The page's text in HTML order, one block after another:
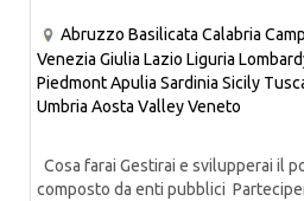
Abruzzo Basilicata Calabria
Venezia Giulia Lazio Liguria
PiedmontApulia Sardinia Sicily
Umbria Aosta ValleyVeneto
Cosa farai Gestirai e svilupperai il
composto da enti pubblici